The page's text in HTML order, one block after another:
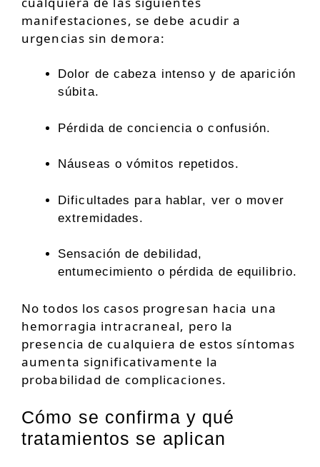
manifestaciones, se debe acudir a
urgencias sin demora:
Dolor de cabeza intenso y de aparición
súbita.
Pérdida de conciencia o confusión.
Náuseas o vómitos repetidos.
Dificultades para hablar, ver o mover
extremidades.
Sensación de debilidad,
entumecimiento o pérdida de equilibrio.
No todos los casos progresan hacia una
hemorragia intracraneal, pero la
presencia de cualquiera de estos síntomas
aumenta significativamente la
probabilidad de complicaciones.
Cómo se confirma y qué
tratamientos se aplican